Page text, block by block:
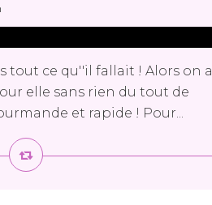
tout ce qu''il fallait ! Alors on a
elle sans rien du tout de
et rapide ! Pour...